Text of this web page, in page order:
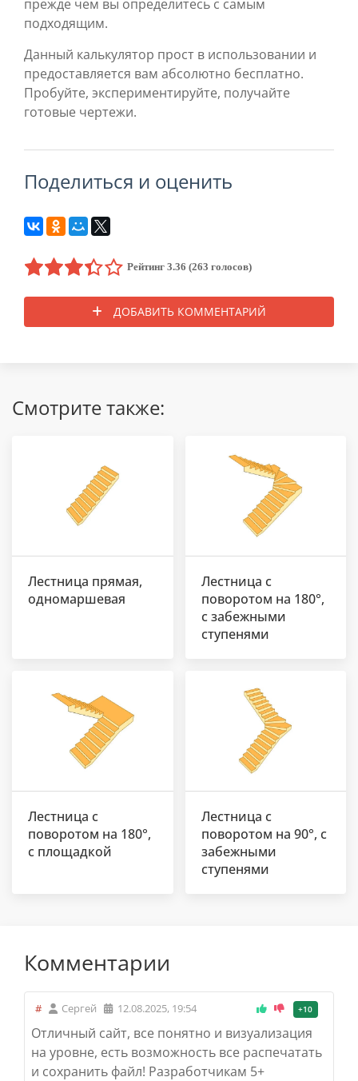
прежде чем вы определитесь с самым
подходящим.
Данный калькулятор прост в использовании и
предоставляется вам абсолютно бесплатно.
Пробуйте, экспериментируйте, получайте
готовые чертежи.
поделиться и оценить
Рейтинг 3.36 (263 голосов)
ДОБАВИТЬ КОММЕНТАРИЙ
Смотрите также:
Лестница прямая,
одномаршевая
Лестница с
поворотом на 180°,
с забежными
ступенями
Лестница с
поворотом на 180°,
с площадкой
Лестница с
поворотом на 90°, с
забежными
ступенями
Комментарии
# Сергей 12.08.2025, 19:54 +10
Отличный сайт, все понятно и визуализация
на уровне, есть возможность все распечатать
и сохранить файл! Разработчикам 5+